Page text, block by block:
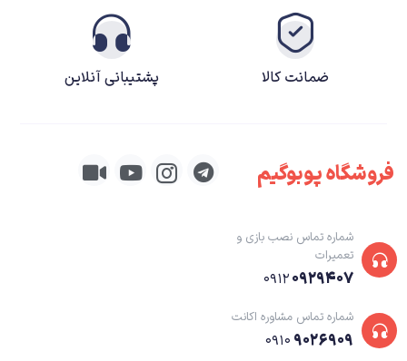
است. در ابتدای بازی اطلاعاتی به ایدن داده میشود که با توجه به آنها
ویلدوربه دنبال خواهرش بگردد. انتخاب‌های داستانی اینبار نقشی
بسیار اساسی در چگونگی شکل‌گیری داستان دارند.
نیستند و هر مسیر، مراحل خاص خود را دارد. نکته جالب‌تر این است که در طول
این انتخاب‌ها نه تنها در داستان و رابطه شما با گروه‌ها تاثیر دارند بلکه بر گیم‌پلی
فعال کنید و در نهایت انتخاب کنید که این تاسیسات در اختیار گروه بازمانده‌ها قرار
بگیرد یا در اختیار نیروهای نظامی. انتخاب کردن نیروهای نظامی همیشه باعث
ضمانت کالا پشتیبانی آنلاین
فروشگاه پوبوگیم
شماره تماس نصب بازی و
تعمیرات
۰۹۱۲۰۹۲۹۴۰۷
شماره تماس مشاوره اکانت
۰۹۱۰ ۹۰۲۶۹۰۹